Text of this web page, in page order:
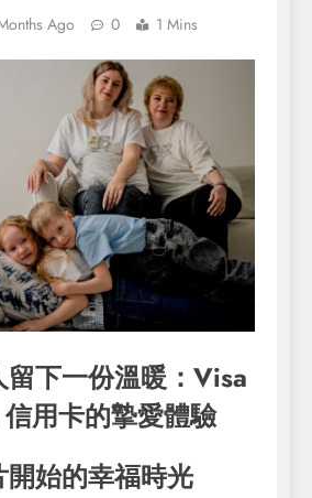
Ago 0 1 Mins
下一份溫暖：Visa
用卡的摯愛體驗
始的幸福時光